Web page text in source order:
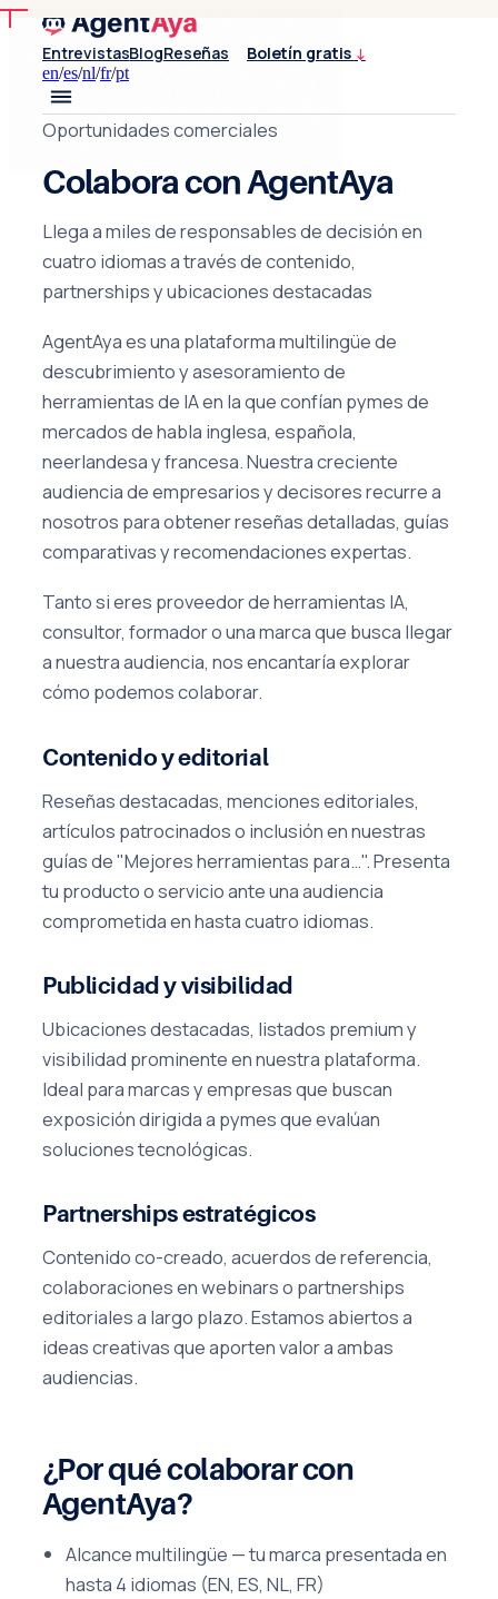
EntrevistasBlogReseñas Boletín gratis ↓
en/es/nl/fr/pt
Oportunidades comerciales
Colabora con AgentAya
Llega a miles de responsables de decisión en
cuatro idiomas a través de contenido,
partnerships y ubicaciones destacadas
AgentAya es una plataforma multilingüe de
descubrimiento y asesoramiento de
herramientas de IA en la que confían pymes de
mercados de habla inglesa, española,
neerlandesa y francesa. Nuestra creciente
audiencia de empresarios y decisores recurre a
nosotros para obtener reseñas detalladas, guías
comparativas y recomendaciones expertas.
Tanto si eres proveedor de herramientas IA,
consultor, formador o una marca que busca llegar
a nuestra audiencia, nos encantaría explorar
cómo podemos colaborar.
Contenido y editorial
Reseñas destacadas, menciones editoriales,
artículos patrocinados o inclusión en nuestras
guías de "Mejores herramientas para…". Presenta
tu producto o servicio ante una audiencia
comprometida en hasta cuatro idiomas.
Publicidad y visibilidad
Ubicaciones destacadas, listados premium y
visibilidad prominente en nuestra plataforma.
Ideal para marcas y empresas que buscan
exposición dirigida a pymes que evalúan
soluciones tecnológicas.
Partnerships estratégicos
Contenido co-creado, acuerdos de referencia,
colaboraciones en webinars o partnerships
editoriales a largo plazo. Estamos abiertos a
ideas creativas que aporten valor a ambas
audiencias.
¿Por qué colaborar con
AgentAya?
Alcance multilingüe — tu marca presentada en
hasta 4 idiomas (EN, ES, NL, FR)